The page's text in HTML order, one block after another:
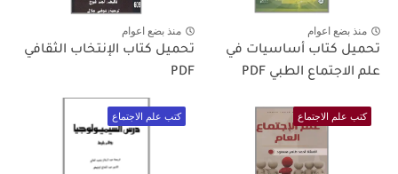
منذ بضع اعوام
تحميل كتاب أساسيات في
علم الاجتماع الطبي PDF
منذ بضع اعوام
تحميل كتاب الإنتخاب الثقافي
PDF
كتب علم الاجتماع كتب علم الاجتماع